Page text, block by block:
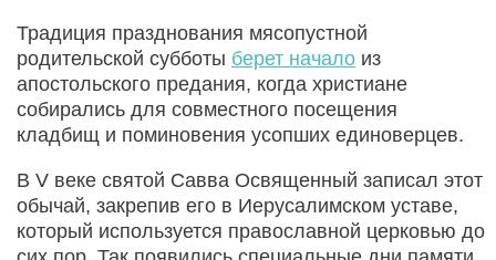
Традиция празднования мясопустной
родительской субботы берет начало из
апостольского предания, когда христиане
собирались для совместного посещения
кладбищ и поминовения усопших единоверцев.
В V веке святой Савва Освященный записал этот
обычай, закрепив его в Иерусалимском уставе,
который используется православной церковью до